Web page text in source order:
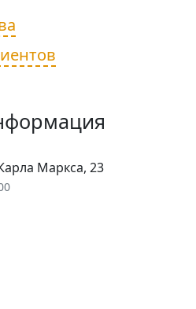
Маркса, 23